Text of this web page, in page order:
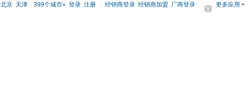
北京 天津 399个城市» 更多应用
登录 注册 经销商登录 经销商加盟 厂商登录